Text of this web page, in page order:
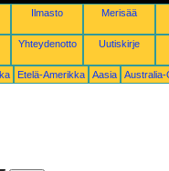
Ilmasto Merisää
Yhteydenotto Uutiskirje
Etelä-Amerikka Aasia Australia-